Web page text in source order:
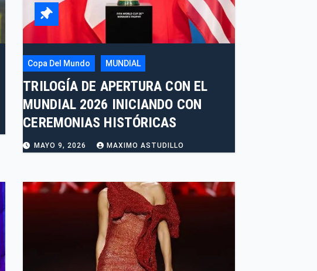
Copa Del Mundo MUNDIAL
TRILOGÍA DE APERTURA CON EL
MUNDIAL 2026 INICIANDO CON
CEREMONIAS HISTÓRICAS
MAYO 9, 2026 MAXIMO ASTUDILLO